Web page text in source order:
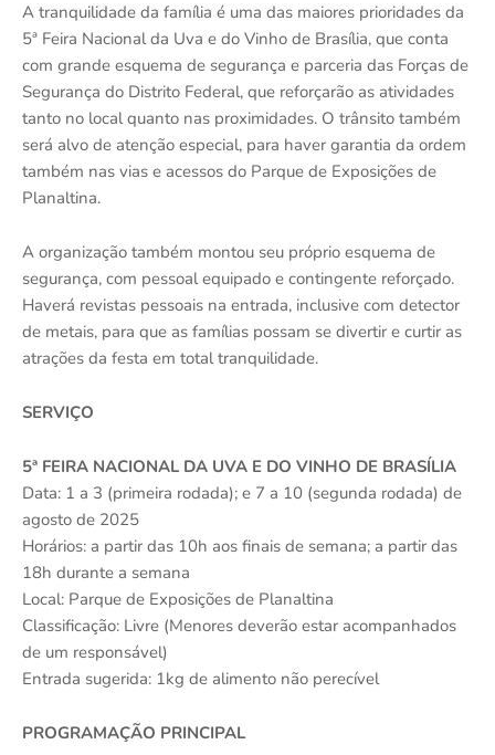
A tranquilidade da família é uma das maiores prioridades da
5ª Feira Nacional da Uva e do Vinho de Brasília, que conta
com grande esquema de segurança e parceria das Forças de
Segurança do Distrito Federal, que reforçarão as atividades
tanto no local quanto nas proximidades. O trânsito também
será alvo de atenção especial, para haver garantia da ordem
também nas vias e acessos do Parque de Exposições de
Planaltina.
A organização também montou seu próprio esquema de
segurança, com pessoal equipado e contingente reforçado.
Haverá revistas pessoais na entrada, inclusive com detector
de metais, para que as famílias possam se divertir e curtir as
atrações da festa em total tranquilidade.
SERVIÇO
5ª FEIRA NACIONAL DA UVA E DO VINHO DE BRASÍLIA
Data: 1 a 3 (primeira rodada); e 7 a 10 (segunda rodada) de
agosto de 2025
Horários: a partir das 10h aos finais de semana; a partir das
18h durante a semana
Local: Parque de Exposições de Planaltina
Classificação: Livre (Menores deverão estar acompanhados
de um responsável)
Entrada sugerida: 1kg de alimento não perecível
PROGRAMAÇÃO PRINCIPAL